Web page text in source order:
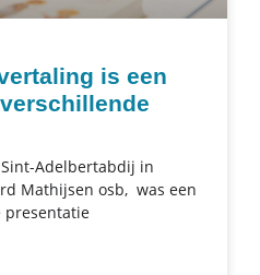
is een
Adelbertabdij in
Mathijsen osb, was een
presentatie